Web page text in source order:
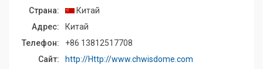
Страна:
Китай
Адрес:
Китай
Телефон:
+86 13812517708
Сайт:
http://Http://www.chwisdome.com